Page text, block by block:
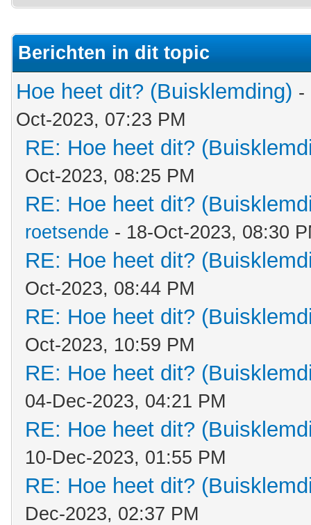
Berichten in dit topic
Hoe heet dit? (Buisklemding) -
Oct-2023, 07:23 PM
RE: Hoe heet dit?
Oct-2023, 08:25 PM
RE: Hoe heet dit?
roetsende - 18-Oct-2023, 08:30
RE: Hoe heet dit?
Oct-2023, 08:44 PM
RE: Hoe heet dit?
Oct-2023, 10:59 PM
RE: Hoe heet dit?
04-Dec-2023, 04:21 PM
RE: Hoe heet dit?
10-Dec-2023, 01:55 PM
RE: Hoe heet dit?
Dec-2023, 02:37 PM